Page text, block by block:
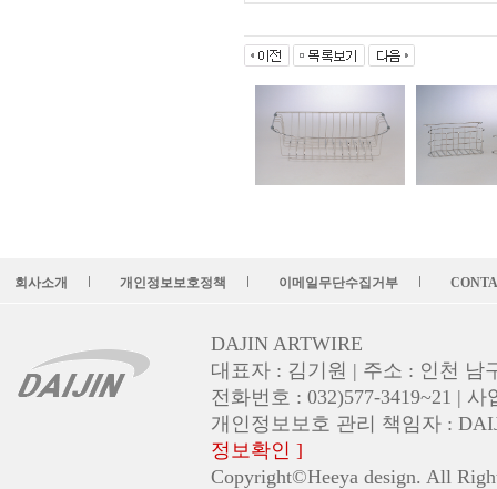
회사소개 개인정보보호정책 이메일무단수집거부
DAJIN ARTWIRE
대표자 : 김기원 | 주소 : 인천 남
전화번호 : 032)577-3419~21 |
개인정보보호 관리 책임자 :
정보확인 ]
Copyright©Heeya design. All